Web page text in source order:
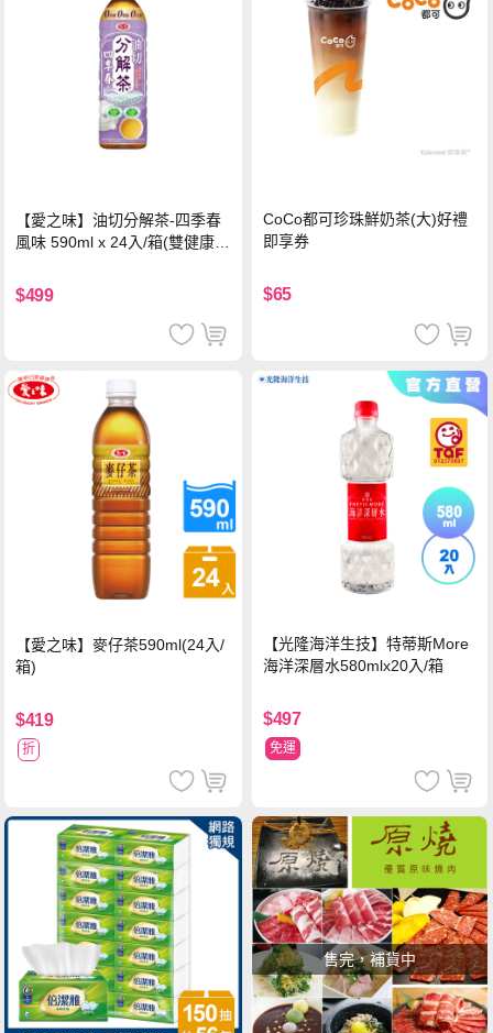
【愛之味】油切分解茶-四季春
風味 590ml x 24入/箱(雙健康認
$499
CoCo都可珍珠鮮奶茶(大)好禮
即享券
$65
【愛之味】麥仔茶590ml(24入/
箱)
$419
折
【光隆海洋生技】特蒂斯More
海洋深層水580mlx20入/箱
$497
免運
售完，補貨中